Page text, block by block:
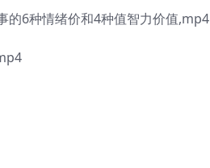
的6种情绪价和4种值智力价值,mp4